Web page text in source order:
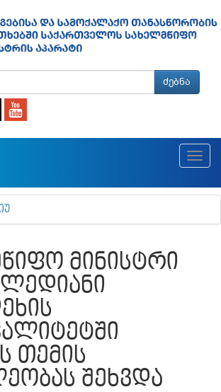
ძებნა
ᲛᲘᲜᲘᲡᲢᲠᲘ
ᲗᲔᲛᲘᲡ
ᲨᲔᲮᲕᲓᲐ